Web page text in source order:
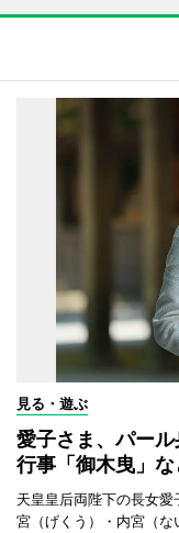
見る・遊ぶ
愛子さま、パー
行事「御木曳」
天皇皇后両陛下の長女
宮（げくう）・内宮（